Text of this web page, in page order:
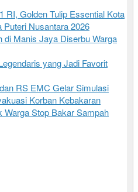
RI, Golden Tulip Essential Kota
Puteri Nusantara 2026
di Manis Jaya Diserbu Warga
yang Jadi Favorit
RS EMC Gelar Simulasi
Korban Kebakaran
Warga Stop Bakar Sampah